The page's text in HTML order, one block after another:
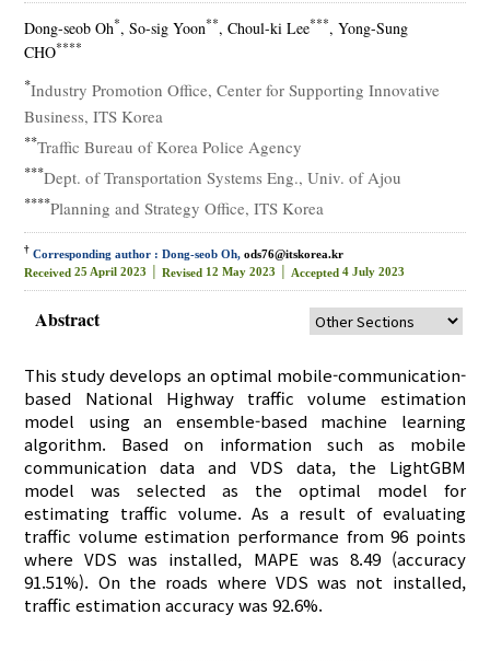
Dong-seob Oh*, So-sig Yoon**, Choul-ki Lee***, Yong-Sung
CHO****
*Industry Promotion Office, Center for Supporting Innovative
Business, ITS Korea
**Traffic Bureau of Korea Police Agency
***Dept. of Transportation Systems Eng., Univ. of Ajou
****Planning and Strategy Office, ITS Korea
† Corresponding author : Dong-seob Oh,ods76@itskorea.kr
Received 25 April 2023 │Revised 12 May 2023 │ Accepted 4 July 2023
Abstract
This study develops an optimal mobile-communication-
based National Highway traffic volume estimation
model using an ensemble-based machine learning
algorithm. Based on information such as mobile
communication data and VDS data, the LightGBM
model was selected as the optimal model for
estimating traffic volume. As a result of evaluating
traffic volume estimation performance from 96 points
where VDS was installed, MAPE was 8.49 (accuracy
91.51%). On the roads where VDS was not installed,
traffic estimation accuracy was 92.6%.